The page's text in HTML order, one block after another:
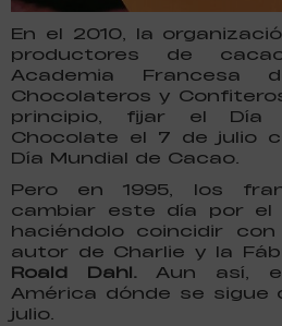
En el 2010, la
productores de
Academia Francesa
Chocolateros y
principio, fijar el Día
Chocolate el 7 de julio
Día Mundial de Cacao.
Pero en 1995, los
cambiar este día por el
haciéndolo coincidir
autor de Charlie y la
Roald Dahl.Aun así,
América dónde se sigue
julio.